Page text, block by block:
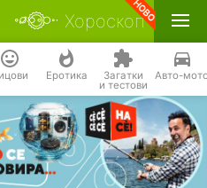
Хороскоп
Еротика Загатки
и тестови
Авто-